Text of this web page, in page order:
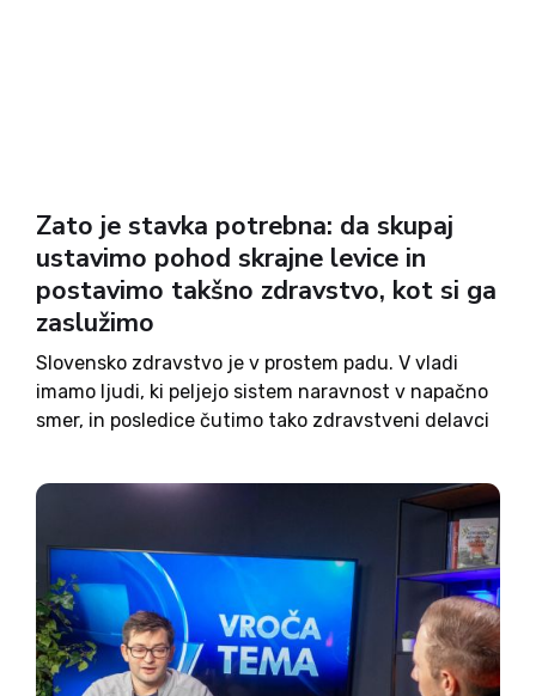
Zato je stavka potrebna: da skupaj
ustavimo pohod skrajne levice in
postavimo takšno zdravstvo, kot si ga
zaslužimo
Slovensko zdravstvo je v prostem padu. V vladi
imamo ljudi, ki peljejo sistem naravnost v napačno
smer, in posledice čutimo tako zdravstveni delavci
stroke, je stavka zadnji krik sistema, ki ne zdrži